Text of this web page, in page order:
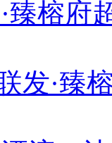
臻榕府
发·臻